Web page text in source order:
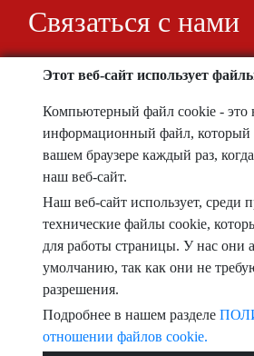
Связаться с нами
ФИО
Телефон
Я прочитал и принимаю условия
Текст заявки
Captcha
Этот веб-сайт использует
Компьютерный файл cookie - это
информационный файл, который
вашем браузере каждый раз,
наш веб-сайт.
Наш веб-сайт использует, среди
технические файлы cookie,
для работы страницы. У нас они
умолчанию, так как они не
разрешения.
Подробнее в нашем разделе
отношении файлов cookie.